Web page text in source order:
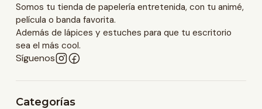
Somos tu tienda de papelería entretenida, con tu animé,
película o banda favorita.
Además de lápices y estuches para que tu escritorio
sea el más cool.
Síguenos
Categorías